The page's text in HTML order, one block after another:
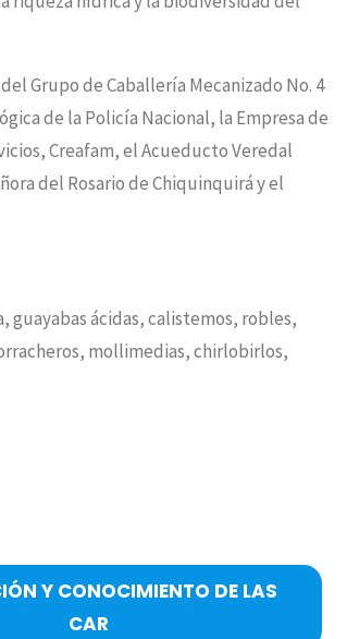
Grupo de Caballería Mecanizado No. 4
de la Policía Nacional, la Empresa de
Creafam, el Acueducto Veredal
del Rosario de Chiquinquirá y el
guayabas ácidas, calistemos, robles,
mollimedias, chirlobirlos,
Y CONOCIMIENTO DE LAS
CAR